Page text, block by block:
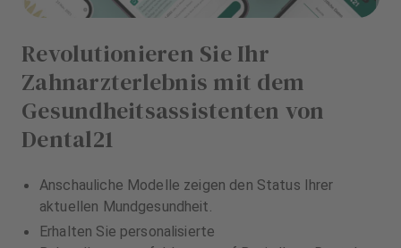
Revolutionieren Sie Ihr
Zahnarzterlebnis mit dem
Gesundheitsassistenten von
Dental21
Anschauliche Modelle zeigen den Status Ihrer
aktuellen Mundgesundheit.
Erhalten Sie personalisierte